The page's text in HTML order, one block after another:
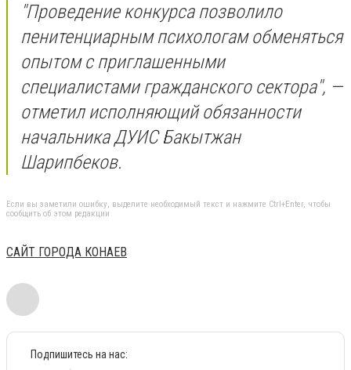
"Проведение конкурса позволило
пенитенциарным психологам обменяться
опытом с приглашенными
специалистами гражданского сектора", —
отметил исполняющий обязанности
начальника ДУИС Бакытжан
Шарипбеков.
Если вы заметили ошибку, выделите необходимый текст и нажмите Ctrl+Enter, чтобы
сообщить об этом редакции
САЙТ ГОРОДА КОНАЕВ
Подпишитесь на нас: